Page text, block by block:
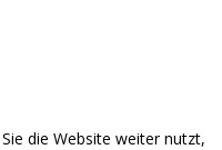
die Website weiter nutzt,